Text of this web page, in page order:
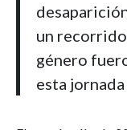
un
género
esta